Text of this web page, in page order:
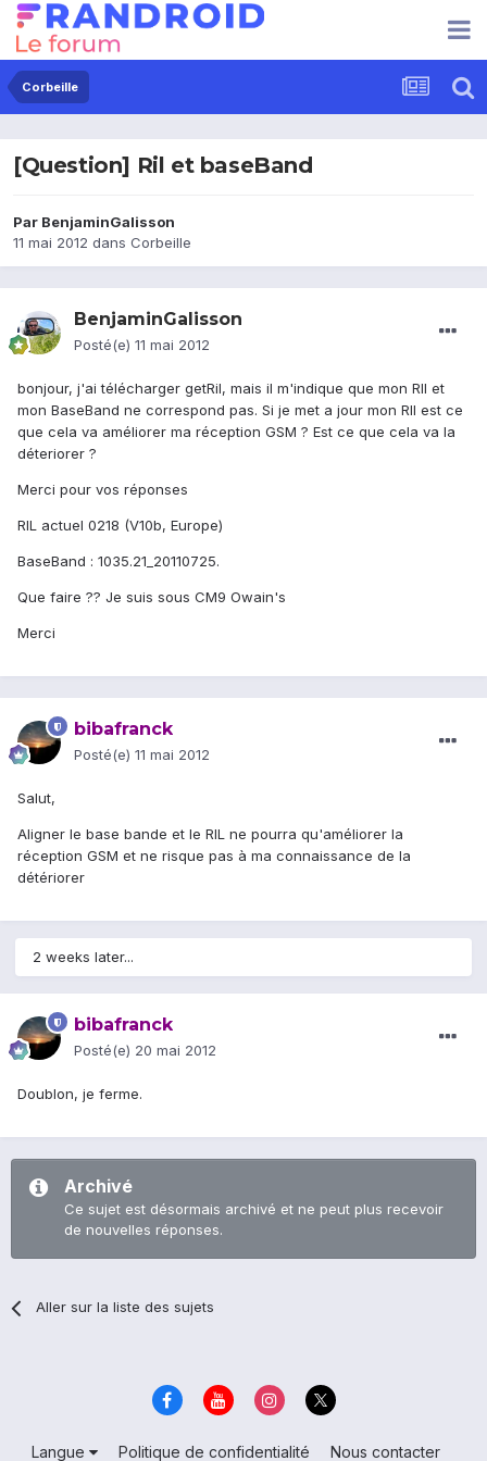
Corbeille
[Question] Ril et baseBand
Par BenjaminGalisson
11 mai 2012 dans Corbeille
BenjaminGalisson
Posté(e) 11 mai 2012
bonjour, j'ai télécharger getRil, mais il m'indique que mon RIl et
mon BaseBand ne correspond pas. Si je met a jour mon RIl est ce
que cela va améliorer ma réception GSM ? Est ce que cela va la
déteriorer ?
Merci pour vos réponses
RIL actuel 0218 (V10b, Europe)
BaseBand : 1035.21_20110725.
Que faire ?? Je suis sous CM9 Owain's
Merci
bibafranck
Posté(e) 11 mai 2012
Salut,
Aligner le base bande et le RIL ne pourra qu'améliorer la
réception GSM et ne risque pas à ma connaissance de la
détériorer
2 weeks later...
bibafranck
Posté(e) 20 mai 2012
Doublon, je ferme.
Archivé
Ce sujet est désormais archivé et ne peut plus recevoir
de nouvelles réponses.
Aller sur la liste des sujets
Langue Politique de confidentialité Nous contacter